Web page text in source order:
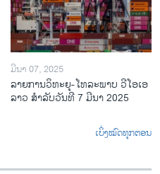
ມີນາ 07, 2025
ລາຍການ​ວິ​ທະ​ຍ​ຸ-ໂທ​ລະ​ພາບ ວີໂອເອ
ລາວ ສຳ​ລັບ​ວັນ​ທີ 7 ມີ​ນາ 2025
ເບິ່ງໝົດທຸກຕອນ